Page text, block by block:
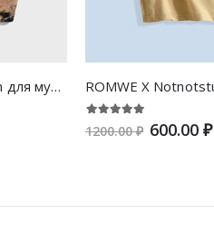
ROMWE X Annakeszthelyidesign для мужчины Футболка с принтом тай-дай с принтом
1200.00 ₽ 600.00 ₽